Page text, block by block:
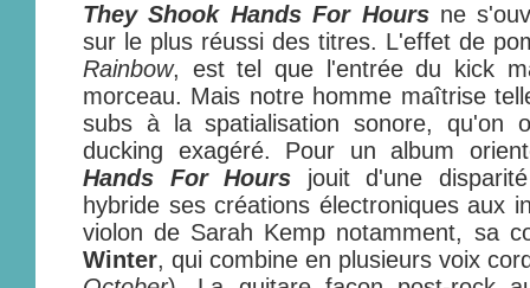
They Shook Hands For Hoursne
sur le plus réussi des titres. L'effet de
Rainbow, est tel que l'entrée du kick
morceau. Mais notre homme maîtrise
subs à la spatialisation sonore, qu'on
ducking exagéré. Pour un album
Hands For Hours jouit d'une
hybride ses créations électroniques aux
violon de Sarah Kemp notamment, sa
Winter, qui combine en plusieurs voix